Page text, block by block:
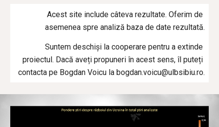
Acest site include câteva rezultate. Oferim de
asemenea spre analiză baza de date rezultată.
Suntem deschiși la cooperare pentru a extinde
proiectul. Dacă aveți propuneri în acest sens, îl puteți
contacta pe Bogdan Voicu la bogdan.voicu@ulbsibiu.ro.